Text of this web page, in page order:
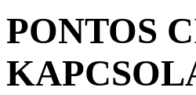
PONTOS